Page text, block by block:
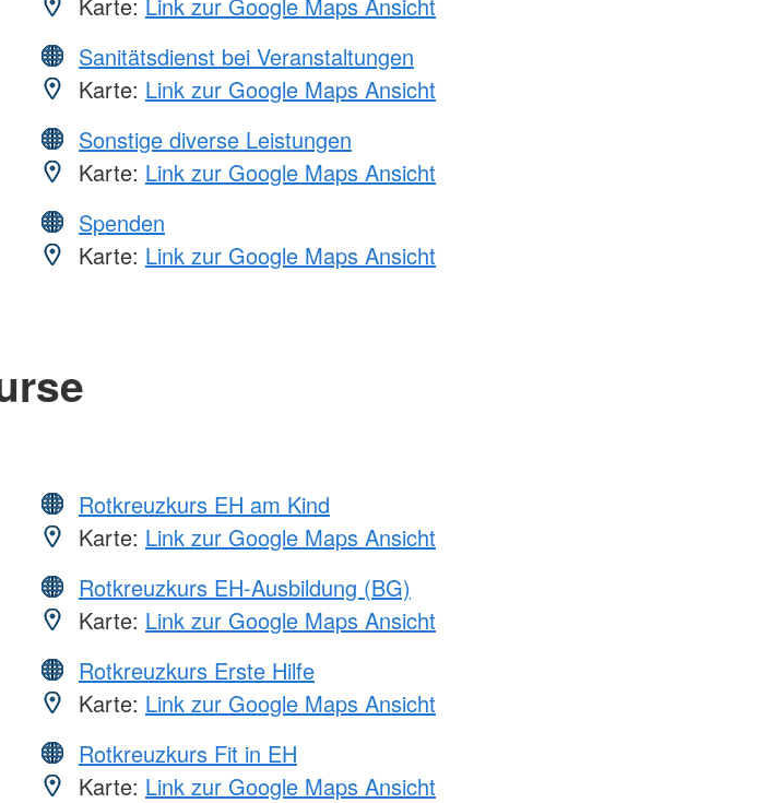
Sanitätsdienst bei Veranstaltungen
Karte: Link zur Google Maps Ansicht
Sonstige diverse Leistungen
Karte: Link zur Google Maps Ansicht
Spenden
Karte: Link zur Google Maps Ansicht
Rotkreuzkurs EH am Kind
Karte: Link zur Google Maps Ansicht
Rotkreuzkurs EH-Ausbildung (BG)
Karte: Link zur Google Maps Ansicht
Rotkreuzkurs Erste Hilfe
Karte: Link zur Google Maps Ansicht
Rotkreuzkurs Fit in EH
Karte: Link zur Google Maps Ansicht